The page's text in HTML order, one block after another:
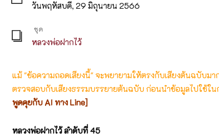
วันพฤหัสบดี, 29 มิถุนายน 2566
ชุด
หลวงพ่อฝากไว้
แม้ "ข้อความถอดเสียงนี้" จะพยายามให้ตรงกับเสียงต้นฉบับม
ตรวจสอบกับเสียงธรรมบรรยายต้นฉบับ ก่อนนำข้อมูลไปใช้ใน
พูดคุยกับ AI ทาง Line]
หลวงพ่อฝากไว้ ลำดับที่ 45